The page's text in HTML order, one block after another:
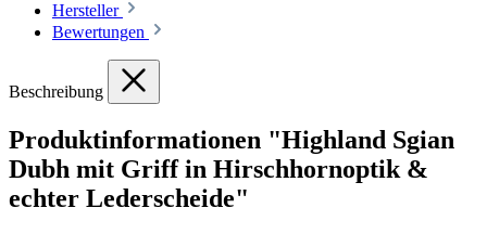
Hersteller
Bewertungen
Beschreibung
Produktinformationen "Highland Sgian
Dubh mit Griff in Hirschhornoptik &
echter Lederscheide"